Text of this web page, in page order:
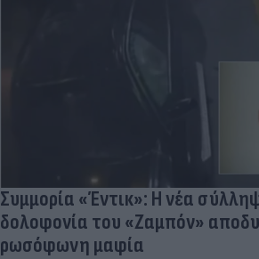
Συμμορία «Έντικ»: Η νέα
δολοφονία του «Ζαμπόν»
ρωσόφωνη μαφία